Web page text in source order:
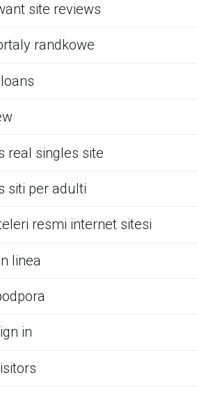
site reviews
randkowe
real singles site
siti per adulti
resmi internet sitesi
linea
in